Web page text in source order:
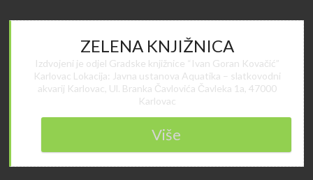
ZELENA KNJIŽNICA
Izdvojeni je odjel Gradske knjižnice “Ivan Goran Kovačić”
Karlovac Lokacija: Javna ustanova Aquatika – slatkovodni
akvarij Karlovac, Ul. Branka Čavlovića Čavleka 1a, 47000
Karlovac
Više